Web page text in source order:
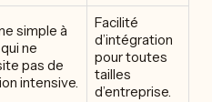
simple à
ne
pas de
intensive.
Facilité
d’intégration
pour toutes
tailles
d’entreprise.